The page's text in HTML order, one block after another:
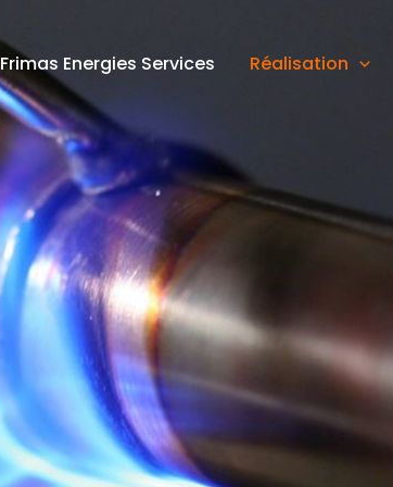
Frimas Energies Services Réalisation